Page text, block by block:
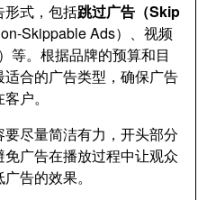
形式，包括跳过广告（Skip
Skippable Ads）、视频
等。根据品牌的预算和目
合的广告类型，确保广告
户。
尽量简洁有力，开头部分
广告在播放过程中让观众
告的效果。